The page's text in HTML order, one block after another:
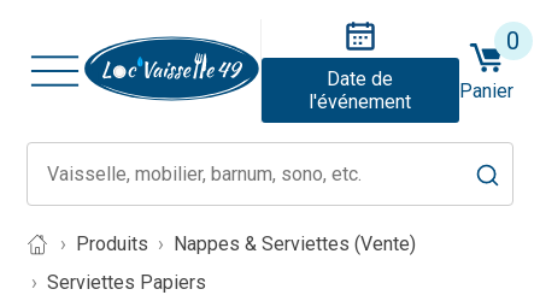
Date de
l'événement
0
Panier
Produits
Nappes & Serviettes (Vente)
Serviettes Papiers